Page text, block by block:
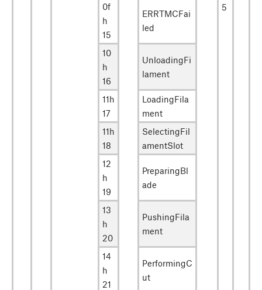
5
0f
h
15
ERRTMCFai
led
10
h
16
UnloadingFi
lament
11h
17
LoadingFila
ment
11h
18
SelectingFil
amentSlot
12
h
19
PreparingBl
ade
13
h
20
PushingFila
ment
14
h
21
PerformingC
ut